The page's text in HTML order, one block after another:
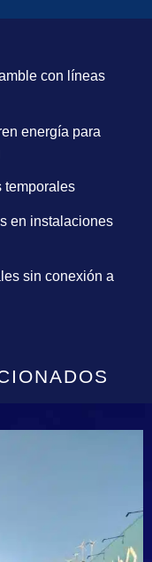
con líneas
energía para
temporales
en instalaciones
sin conexión a